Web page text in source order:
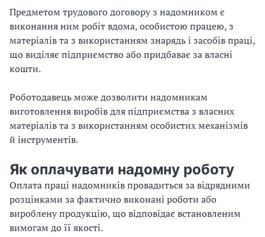
Предметом трудового договору з надомником є
виконання ним робіт вдома, особистою працею, з
матеріалів та з використанням знарядь і засобів праці,
що виділяє підприємство або придбаває за власні
кошти.
Роботодавець може дозволити надомникам
виготовлення виробів для підприємства з власних
матеріалів та з використанням особистих механізмів
й інструментів.
Як оплачувати надомну роботу
Оплата праці надомників провадиться за відрядними
розцінками за фактично виконані роботи або
вироблену продукцію, що відповідає встановленим
вимогам до її якості.